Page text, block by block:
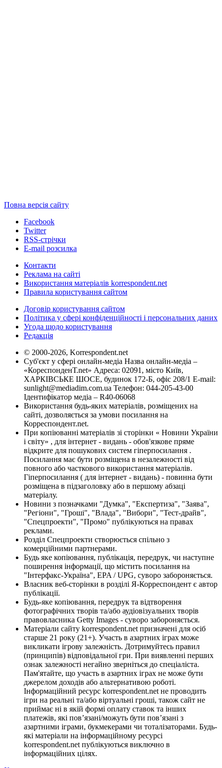
Повна версія сайту
Facebook
Twitter
RSS-стрічки
E-mail розсилка
Контакти
Реклама на сайті
Використання матеріалів korrespondent.net
Правила користування сайтом
Договір користування сайтом
Політика у сфері конфіденційності і персональних даних
Угода щодо користування
Редакція
© 2000-2026, Korrespondent.net
Суб'єкт у сфері онлайн-медіа Назва онлайн-медіа –
«КореспонденТ.net» Адреса: 02091, місто Київ,
ХАРКІВСЬКЕ ШОСЕ, будинок 172-Б, офіс 208/1 E-mail:
sunlight@mediadim.com.ua Телефон: 044-205-43-00
Ідентифікатор медіа – R40-06068
Використання будь-яких матеріалів, розміщених на
сайті, дозволяється за умови посилання на
Корреспондент.net.
При копіюванні матеріалів зі сторінки « Новини України
і світу» , для інтернет - видань - обов'язкове пряме
відкрите для пошукових систем гіперпосилання .
Посилання має бути розміщена в незалежності від
повного або часткового використання матеріалів.
Гіперпосилання ( для інтернет - видань) - повинна бути
розміщена в підзаголовку або в першому абзаці
матеріалу.
Новини з позначками "Думка", "Експертиза", "Заява",
"Регіони", "Гроші", "Влада", "Вибори", "Тест-драйв",
"Спецпроекти", "Промо" публікуються на правах
реклами.
Розділ Спецпроекти створюється спільно з
комерційними партнерами.
Будь яке копіювання, публікація, передрук, чи наступне
поширення інформації, що містить посилання на
"Інтерфакс-Україна", EPA / UPG, суворо забороняється.
Власник веб-сторінки в розділі Я-Корреспондент є автор
публікації.
Будь-яке копіювання, передрук та відтворення
фотографічних творів та/або аудіовізуальних творів
правовласника Getty Images - суворо забороняється.
Матеріали сайту korrespondent.net призначені для осіб
старше 21 року (21+). Участь в азартних іграх може
викликати ігрову залежність. Дотримуйтесь правил
(принципів) відповідальної гри. При виявленні перших
ознак залежності негайно зверніться до спеціаліста.
Пам'ятайте, що участь в азартних іграх не може бути
джерелом доходів або альтернативою роботі.
Інформаційний ресурс korrespondent.net не проводить
ігри на реальні та/або віртуальні гроші, також сайт не
приймає ні в якій формі оплату ставок та інших
платежів, які пов’язані/можуть бути пов’язані з
азартними іграми, букмекерами чи тоталізаторами. Будь-
які матеріали на інформаційному ресурсі
korrespondent.net публікуються виключно в
інформаційних цілях.